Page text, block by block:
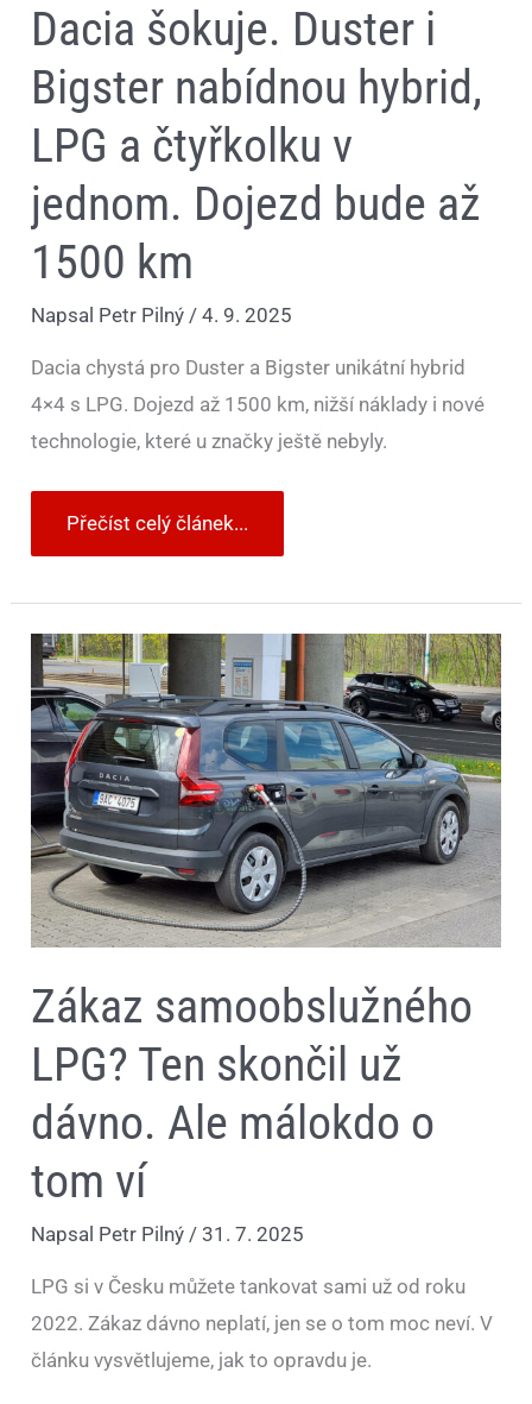
Dacia šokuje. Duster i
Bigster nabídnou hybrid,
LPG a čtyřkolku v
jednom. Dojezd bude až
1500 km
Napsal Petr Pilný/4. 9. 2025
Dacia chystá pro Duster a Bigster unikátní hybrid
4×4 s LPG. Dojezd až 1500 km, nižší náklady i nové
technologie, které u značky ještě nebyly.
1500
km
Přečíst celý článek...
Zákaz samoobslužného
LPG? Ten skončil už
dávno. Ale málokdo o
tom ví
Napsal Petr Pilný/31. 7. 2025
LPG si v Česku můžete tankovat sami už od roku
2022. Zákaz dávno neplatí, jen se o tom moc neví. V
článku vysvětlujeme, jak to opravdu je.
Zákaz
samoobslužného
LPG?
Ten
skončil
už
dávno.
Ale
málokdo
o
tom
ví